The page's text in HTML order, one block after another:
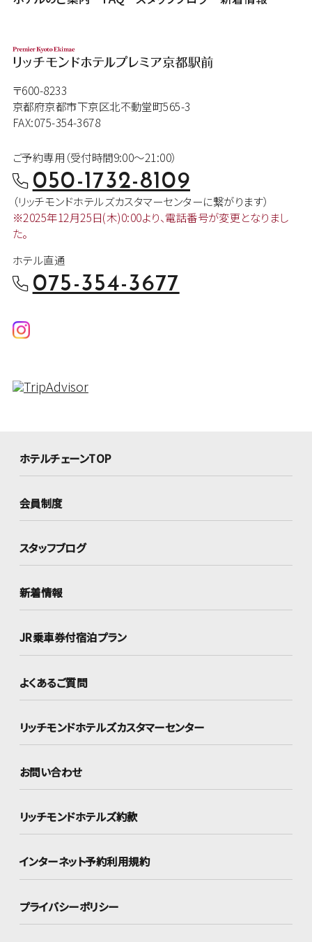
〒600-8233
京都府京都市下京区北不動堂町565-3
FAX:075-354-3678
ご予約専用（受付時間9:00～21:00）
050-1732-8109
（リッチモンドホテルズカスタマーセンターに繋がります）
※2025年12月25日(木)0:00より、電話番号が変更となりまし
た。
ホテル直通
075-354-3677
ホテルチェーンTOP
会員制度
スタッフブログ
新着情報
JR乗車券付宿泊プラン
よくあるご質問
リッチモンドホテルズカスタマーセンター
お問い合わせ
リッチモンドホテルズ約款
インターネット予約利用規約
プライバシーポリシー